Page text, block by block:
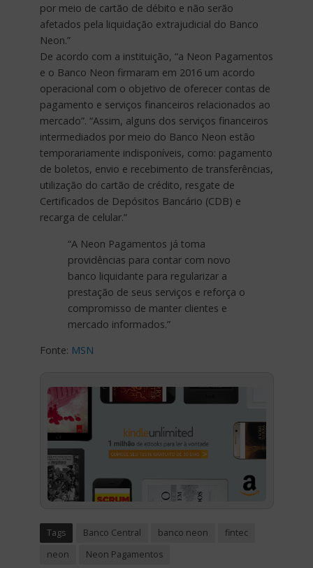
por meio de cartão de débito e não serão
afetados pela liquidação extrajudicial do Banco
Neon.”
De acordo com a instituição, “a Neon Pagamentos
e o Banco Neon firmaram em 2016 um acordo
operacional com o objetivo de oferecer contas de
pagamento e serviços financeiros relacionados ao
mercado”. “Assim, alguns dos serviços financeiros
intermediados por meio do Banco Neon estão
temporariamente indisponíveis, como: pagamento
de boletos, envio e recebimento de transferências,
utilização do cartão de crédito, resgate de
Certificados de Depósitos Bancário (CDB) e
recarga de celular.”
“A Neon Pagamentos já toma
providências para contar com novo
banco liquidante para regularizar a
prestação de seus serviços e reforça o
compromisso de manter clientes e
mercado informados.”
Fonte: MSN
Tags Banco Central banco neon
fintec
neon
Neon Pagamentos